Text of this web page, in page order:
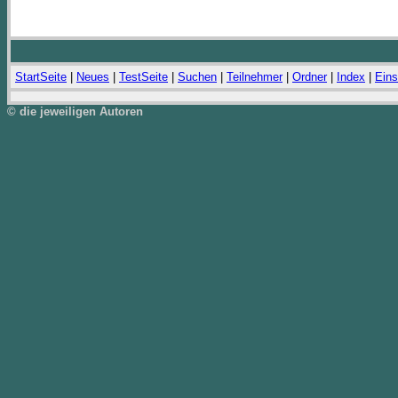
StartSeite Neues TestSeite Suchen Teilnehmer| Ordner| Index
© die jeweiligen Autoren